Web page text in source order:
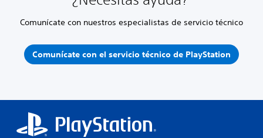
Comunícate con nuestros especialistas de servicio técnico
Comunícate con el servicio técnico de PlayStation